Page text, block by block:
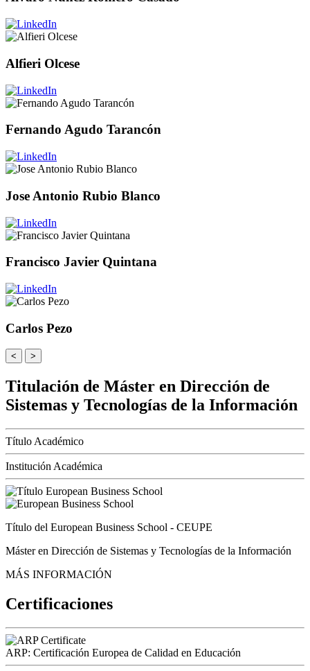
Alfieri Olcese
Fernando Agudo Tarancón
Jose Antonio Rubio Blanco
Francisco Javier Quintana
Carlos Pezo
< >
Titulación de Máster en Dirección de
Sistemas y Tecnologías de la Información
Título Académico
Institución Académica
Título del European Business School - CEUPE
Máster en Dirección de Sistemas y Tecnologías de la Información
MÁS INFORMACIÓN
Certificaciones
ARP: Certificación Europea de Calidad en Educación